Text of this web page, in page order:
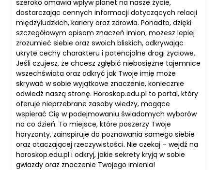
szeroko omawia wpływ planet na nasze życie,
dostarczając cennych informacji dotyczących relacji
międzyludzkich, kariery oraz zdrowia. Ponadto, dzięki
szczegółowym opisom znaczeń imion, możesz lepiej
zrozumieć siebie oraz swoich bliskich, odkrywając
ukryte cechy charakteru i potencjalne drogi życiowe.
Jeśli czujesz, że chcesz zgłębić niebosiężne tajemnice
wszechświata oraz odkryć jak Twoje imię może
skrywać w sobie wyjątkowe znaczenie, koniecznie
odwiedź naszą stronę. Horoskop.edu.pl to portal, który
oferuje nieprzebrane zasoby wiedzy, mogące
wspierać Cię w podejmowaniu świadomych wyborów
na co dzień. To miejsce, które poszerzy Twoje
horyzonty, zainspiruje do poznawania samego siebie
oraz otaczającej rzeczywistości. Nie czekaj – wejdź na
horoskop.edu.pl i odkryj, jakie sekrety kryją w sobie
gwiazdy oraz znaczenie Twojego imienia!